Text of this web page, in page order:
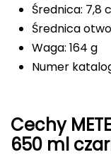
FASHY
Fjord Nansen
GSI Outdoors
Średnica: 7,8
Średnica
Waga: 164 g
Numer
Cechy
650 ml